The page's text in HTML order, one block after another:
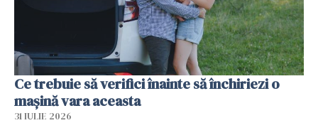
Ce trebuie să verifici înainte să închiriezi o
mașină vara aceasta
31 IULIE 2026